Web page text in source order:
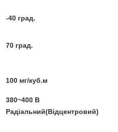
-40 град.
70 град.
100 мг/куб.м
380~400 В
Радіальний(Відцентровий)